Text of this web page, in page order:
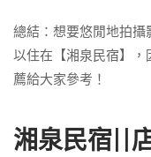
總結：想要悠閒地拍
以住在【湘泉民宿】
薦給大家參考！
湘泉民宿||